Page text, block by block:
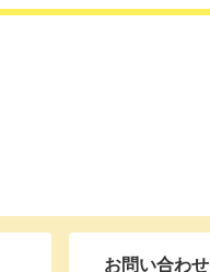
お問い合わせ